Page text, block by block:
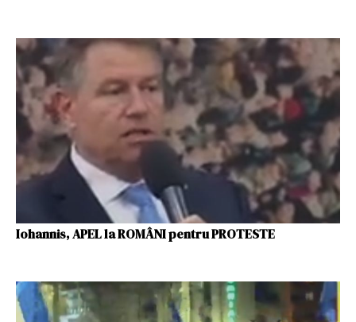
Iohannis, APEL la ROMÂNI pentru PROTESTE